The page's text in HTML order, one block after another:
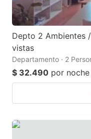
Depto 2 Ambientes
vistas
Departamento · 2
$ 32.490 por noche